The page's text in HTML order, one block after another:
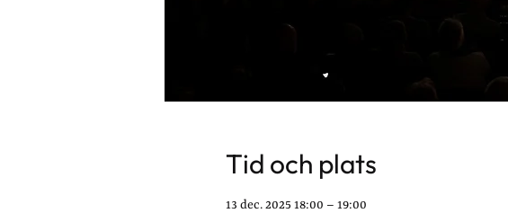
Tid och plats
13 dec. 2025 18:00 – 19:00